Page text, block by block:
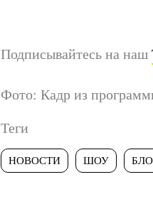
Подписывайтесь на наш
Фото: Кадр из
Теги
НОВОСТИ ШОУ